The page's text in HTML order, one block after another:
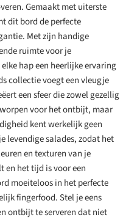
Gemaakt met uiterste
dit bord de perfecte
Met zijn handige
ruimte voor je
hap een heerlijke ervaring
collectie voegt een vleugje
een sfeer die zowel gezellig
voor het ontbijt, maar
kent werkelijk geen
levendige salades, zodat het
en texturen van je
en het tijd is voor een
moeiteloos in het perfecte
fingerfood. Stel je eens
ontbijt te serveren dat niet